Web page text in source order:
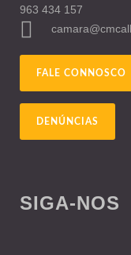
963 434 157
FALE CONNOSCO
DENÚNCIAS
SIGA-NOS